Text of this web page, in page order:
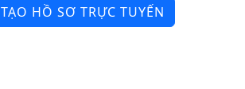
TẠO HỒ SƠ TRỰC TUYẾN